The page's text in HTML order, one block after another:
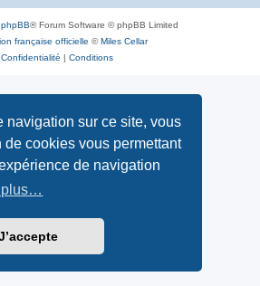
navigation sur ce site, vous
de cookies vous permettant
de navigation
plus…
phpBB® Forum Software © phpBB Limited
française officielle ©Miles Cellar
Confidentialité | Conditions